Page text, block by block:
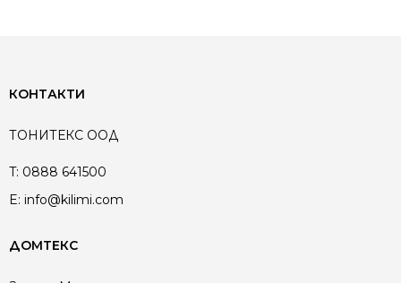
КОНТАКТИ
ТОНИТЕКС ООД
T: 0888 641500
E: info@kilimi.com
ДОМТЕКС